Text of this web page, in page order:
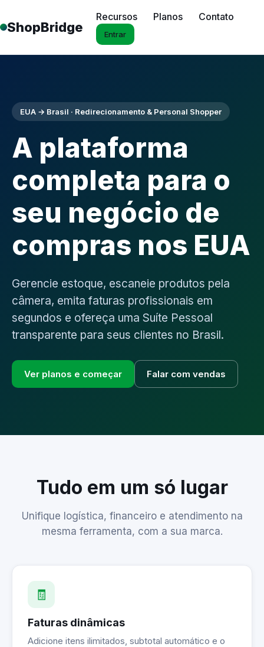
ShopBridge
Recursos Planos Contato
Entrar
EUA → Brasil · Redirecionamento & Personal Shopper
A plataforma
completa para o
seu negócio de
compras nos EUA
Gerencie estoque, escaneie produtos pela
câmera, emita faturas profissionais em
segundos e ofereça uma Suíte Pessoal
transparente para seus clientes no Brasil.
Ver planos e começar Falar com vendas
Tudo em um só lugar
Unifique logística, financeiro e atendimento na
mesma ferramenta, com a sua marca.
🧾
Faturas dinâmicas
Adicione itens ilimitados, subtotal automático e o